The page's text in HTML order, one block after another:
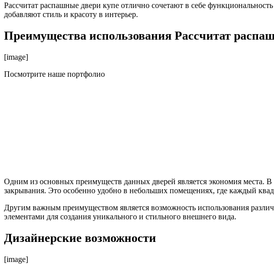
Рассчитат распашные двери купе отлично сочетают в себе
добавляют стиль и красоту в интерьер.
Преимущества использования Рассчитат
[image]
Посмотрите наше портфолио
Одним из основных преимуществ данных дверей является экономия места.
закрывания. Это особенно удобно в небольших помещениях, где каждый
Другим важным преимуществом является возможность использования
элементами для создания уникального и стильного внешнего вида.
Дизайнерские возможности
[image]